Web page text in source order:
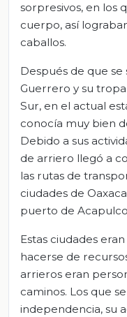
sorpresivos, en los
cuerpo, así
caballos.
Después de que
Guerrero y su
Sur, en el actual
conocía muy bien
Debido a sus
de arriero llegó a
las rutas de
ciudades de
puerto de
Estas ciudades
hacerse de
arrieros eran
caminos. Los que
independencia, su